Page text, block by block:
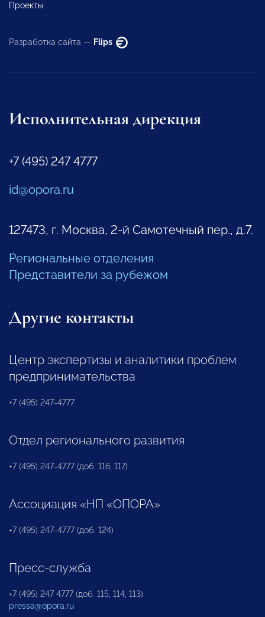
Проекты
Разработка сайта — Flips
Исполнительная дирекция
+7 (495) 247 4777
id@opora.ru
127473, г. Москва, 2-й Самотечный пер., д.7.
Региональные отделения
Представители за рубежом
Другие контакты
Центр экспертизы и аналитики проблем
предпринимательства
+7 (495) 247-4777
Отдел регионального развития
+7 (495) 247-4777 (доб. 116, 117)
Ассоциация «НП «ОПОРА»
+7 (495) 247-4777 (доб. 124)
Пресс-служба
+7 (495) 247 4777 (доб. 115, 114, 113)
pressa@opora.ru